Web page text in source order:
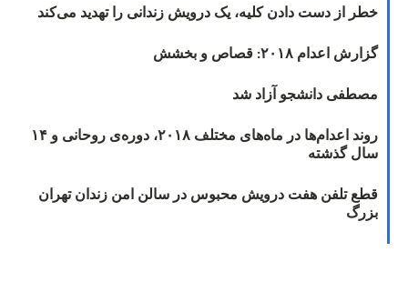
خطر از دست دادن کلیه، یک درویش زندانی را تهدید می‌کند
گزارش اعدام ۲۰۱۸: قصاص و بخشش
مصطفی دانشجو آزاد شد
روند اعدام‌ها در ماه‌های مختلف ۲۰۱۸، دوره‌ی روحانی و ۱۴
سال گذشته
قطع تلفن هفت درویش محبوس در سالن امن زندان تهران
بزرگ